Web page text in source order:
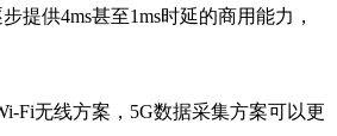
供4ms甚至1ms时延的商用能力，
Fi无线方案，5G数据采集方案可以更